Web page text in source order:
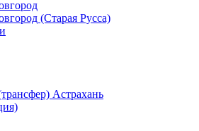
(Старая Русса)
Астрахань